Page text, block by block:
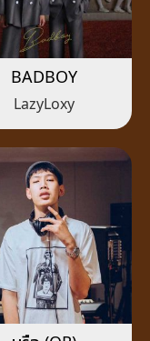
BADBOY
LazyLoxy